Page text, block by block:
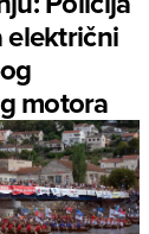
električni
motora